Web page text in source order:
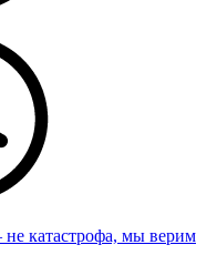
катастрофа, мы верим